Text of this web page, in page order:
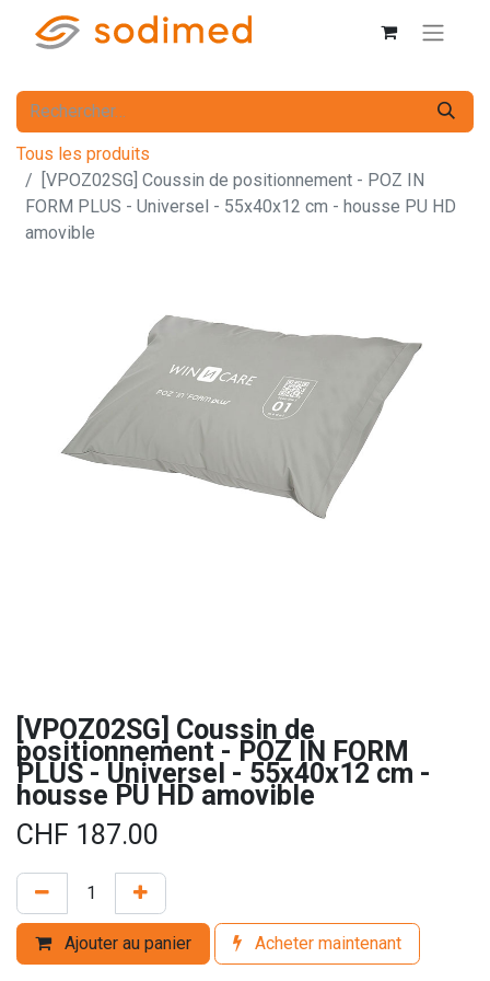
Tous les produits
[VPOZ02SG] Coussin de positionnement - POZ IN
FORM PLUS - Universel - 55x40x12 cm - housse PU HD
amovible
[VPOZ02SG] Coussin de
positionnement - POZ IN FORM
PLUS - Universel - 55x40x12 cm -
housse PU HD amovible
CHF 187.00
Ajouter au panier Acheter maintenant